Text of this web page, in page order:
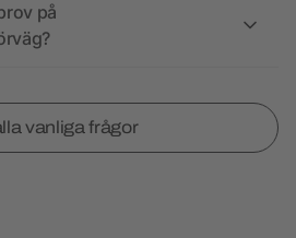
på
vanliga frågor